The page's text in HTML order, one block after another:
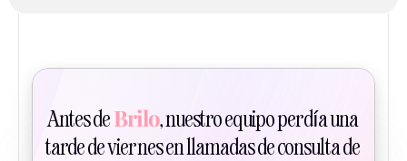
Antes de Brilo, nuestro equipo perdía una
tarde de viernes en llamadas de consulta de